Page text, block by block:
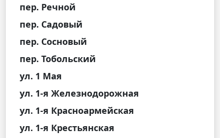
пер. Речной
пер. Садовый
пер. Сосновый
пер. Тобольский
ул. 1 Мая
ул. 1-я Железнодорожная
ул. 1-я Красноармейская
ул. 1-я Крестьянская